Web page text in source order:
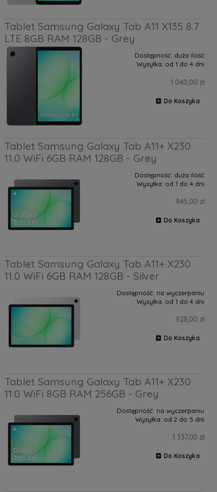
Tablet Samsung Galaxy Tab A11 X135 8.7
LTE 8GB RAM 128GB - Grey
Dostępność: duża ilość
Wysyłka: od 1 do 4 dni
1 040,00 zł
Do Koszyka
Tablet Samsung Galaxy Tab A11+ X230
11.0 WiFi 6GB RAM 128GB - Grey
Dostępność: duża ilość
Wysyłka: od 1 do 4 dni
945,00 zł
Do Koszyka
Tablet Samsung Galaxy Tab A11+ X230
11.0 WiFi 6GB RAM 128GB - Silver
Dostępność: na wyczerpaniu
Wysyłka: od 1 do 4 dni
928,00 zł
Do Koszyka
Tablet Samsung Galaxy Tab A11+ X230
11.0 WiFi 8GB RAM 256GB - Grey
Dostępność: na wyczerpaniu
Wysyłka: od 2 do 5 dni
1 337,00 zł
Do Koszyka